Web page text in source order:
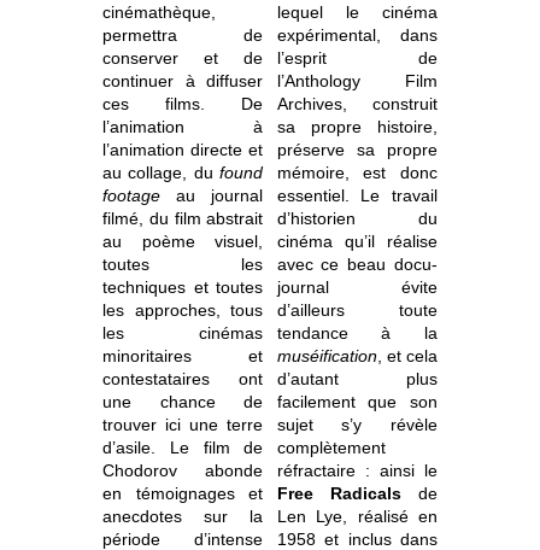
cinémathèque,
permettra de
conserver et de
continuer à diffuser
ces films. De
l’animation à
l’animation directe et
au collage, du found
footage au journal
filmé, du film abstrait
au poème visuel,
toutes les
techniques et toutes
les approches, tous
les cinémas
minoritaires et
contestataires ont
une chance de
trouver ici une terre
d’asile. Le film de
Chodorov abonde
en témoignages et
anecdotes sur la
période d’intense
lequel le cinéma
expérimental, dans
l’esprit de
l’Anthology Film
Archives, construit
sa propre histoire,
préserve sa propre
mémoire, est donc
essentiel. Le travail
d’historien du
cinéma qu’il réalise
avec ce beau docu-
journal évite
d’ailleurs toute
tendance à la
muséification, et cela
d’autant plus
facilement que son
sujet s’y révèle
complètement
réfractaire : ainsi le
Free Radicalsde
Len Lye, réalisé en
1958 et inclus dans